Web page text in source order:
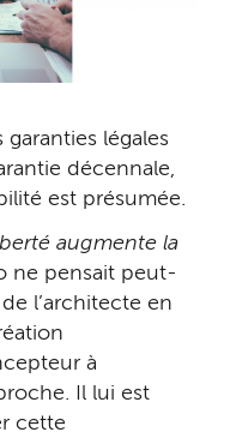
garanties légales
décennale,
est présumée.
augmente la
ne pensait peut-
l’architecte en
à
Il lui est
cette